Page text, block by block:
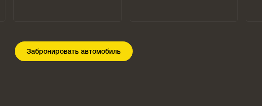
Забронировать автомобиль